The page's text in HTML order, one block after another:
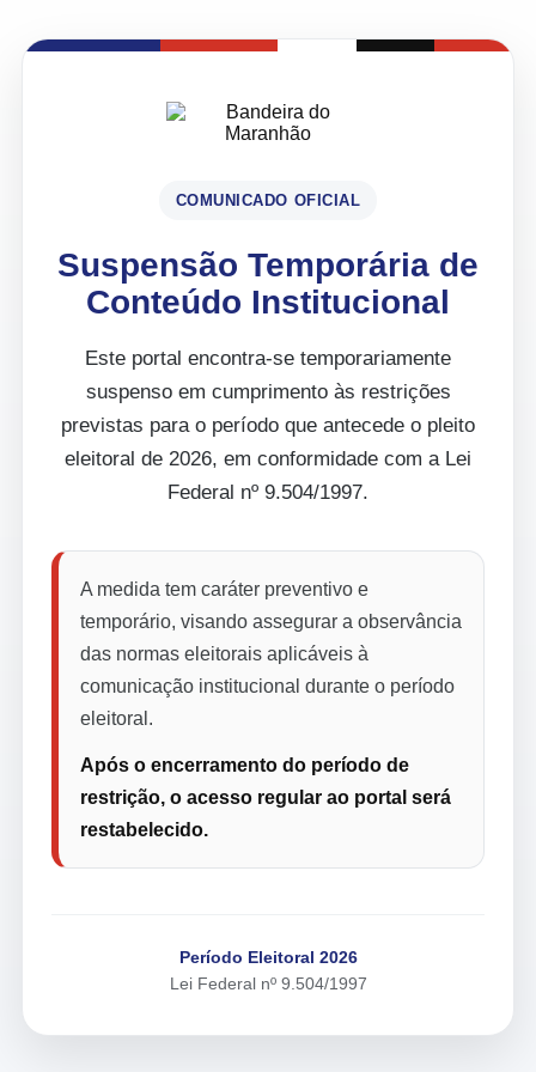
COMUNICADO OFICIAL
Suspensão Temporária de
Conteúdo Institucional
Este portal encontra-se temporariamente
suspenso em cumprimento às restrições
previstas para o período que antecede o pleito
eleitoral de 2026, em conformidade com a Lei
Federal nº 9.504/1997.
A medida tem caráter preventivo e
temporário, visando assegurar a observância
das normas eleitorais aplicáveis à
comunicação institucional durante o período
eleitoral.
Após o encerramento do período de
restrição, o acesso regular ao portal será
restabelecido.
Período Eleitoral 2026
Lei Federal nº 9.504/1997